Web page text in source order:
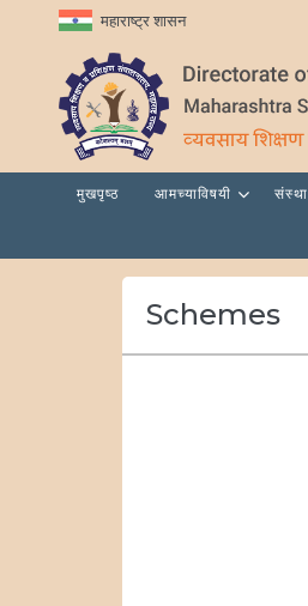
महाराष्ट्र शासन
मुखपृष्ठ आमच्याविषयी संस्था
Schemes